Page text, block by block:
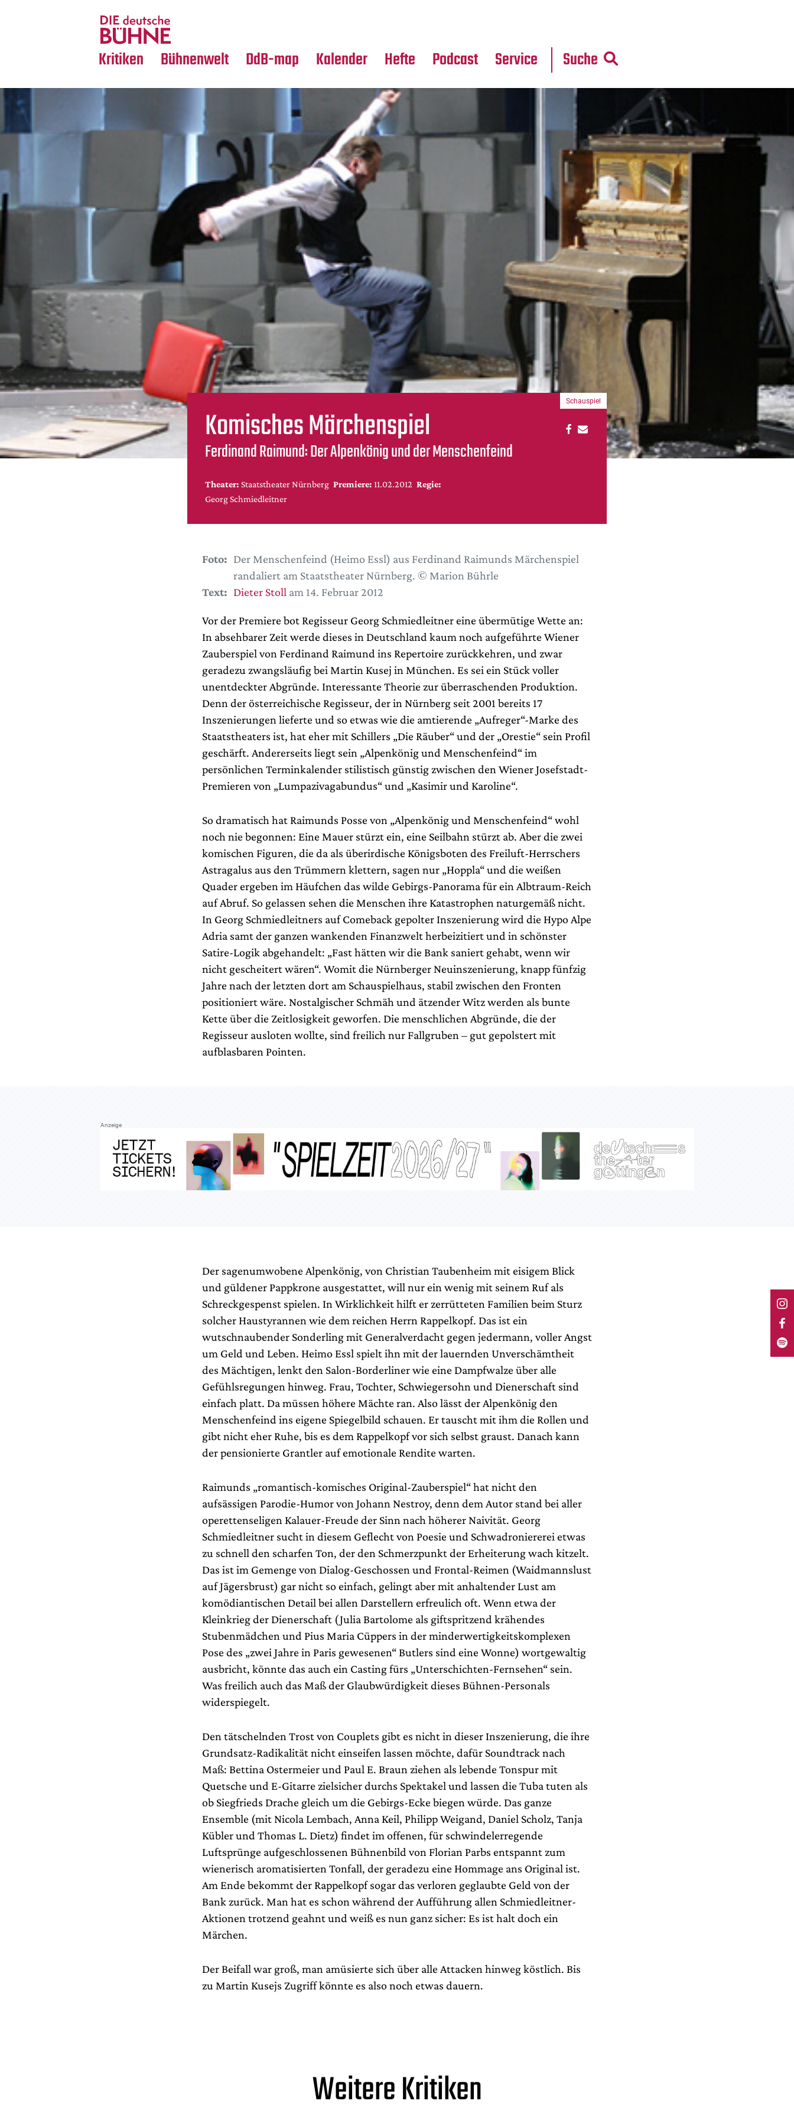
Kritiken
Crossover
Bühnenwelt
Medientipps
DdB-map Kalender Hefte Podcast Service Suche
Komisches Märchenspiel
Ferdinand Raimund: Der Alpenkönig und der Menschenfeind
Theater: Staatstheater Nürnberg Premiere: 11.02.2012 Regie:
Georg Schmiedleitner
Schauspiel
Foto: Der Menschenfeind (Heimo Essl) aus Ferdinand Raimunds Märchenspiel
randaliert am Staatstheater Nürnberg. © Marion Bührle
Text: Dieter Stoll am 14. Februar 2012
Vor der Premiere bot Regisseur Georg Schmiedleitner eine übermütige Wette an:
In absehbarer Zeit werde dieses in Deutschland kaum noch aufgeführte Wiener
Zauberspiel von Ferdinand Raimund ins Repertoire zurückkehren, und zwar
geradezu zwangsläufig bei Martin Kusej in München. Es sei ein Stück voller
unentdeckter Abgründe. Interessante Theorie zur überraschenden Produktion.
Denn der österreichische Regisseur, der in Nürnberg seit 2001 bereits 17
Inszenierungen lieferte und so etwas wie die amtierende „Aufreger“-Marke des
Staatstheaters ist, hat eher mit Schillers „Die Räuber“ und der „Orestie“ sein Profil
geschärft. Andererseits liegt sein „Alpenkönig und Menschenfeind“ im
persönlichen Terminkalender stilistisch günstig zwischen den Wiener Josefstadt-
Premieren von „Lumpazivagabundus“ und „Kasimir und Karoline“.
So dramatisch hat Raimunds Posse von „Alpenkönig und Menschenfeind“ wohl
noch nie begonnen: Eine Mauer stürzt ein, eine Seilbahn stürzt ab. Aber die zwei
komischen Figuren, die da als überirdische Königsboten des Freiluft-Herrschers
Astragalus aus den Trümmern klettern, sagen nur „Hoppla“ und die weißen
Quader ergeben im Häufchen das wilde Gebirgs-Panorama für ein Albtraum-Reich
auf Abruf. So gelassen sehen die Menschen ihre Katastrophen naturgemäß nicht.
In Georg Schmiedleitners auf Comeback gepolter Inszenierung wird die Hypo Alpe
Adria samt der ganzen wankenden Finanzwelt herbeizitiert und in schönster
Satire-Logik abgehandelt: „Fast hätten wir die Bank saniert gehabt, wenn wir
nicht gescheitert wären“. Womit die Nürnberger Neuinszenierung, knapp fünfzig
Jahre nach der letzten dort am Schauspielhaus, stabil zwischen den Fronten
positioniert wäre. Nostalgischer Schmäh und ätzender Witz werden als bunte
Kette über die Zeitlosigkeit geworfen. Die menschlichen Abgründe, die der
Regisseur ausloten wollte, sind freilich nur Fallgruben – gut gepolstert mit
aufblasbaren Pointen.
Anzeige
Der sagenumwobene Alpenkönig, von Christian Taubenheim mit eisigem Blick
und güldener Pappkrone ausgestattet, will nur ein wenig mit seinem Ruf als
Schreckgespenst spielen. In Wirklichkeit hilft er zerrütteten Familien beim Sturz
solcher Haustyrannen wie dem reichen Herrn Rappelkopf. Das ist ein
wutschnaubender Sonderling mit Generalverdacht gegen jedermann, voller Angst
um Geld und Leben. Heimo Essl spielt ihn mit der lauernden Unverschämtheit
des Mächtigen, lenkt den Salon-Borderliner wie eine Dampfwalze über alle
Gefühlsregungen hinweg. Frau, Tochter, Schwiegersohn und Dienerschaft sind
einfach platt. Da müssen höhere Mächte ran. Also lässt der Alpenkönig den
Menschenfeind ins eigene Spiegelbild schauen. Er tauscht mit ihm die Rollen und
gibt nicht eher Ruhe, bis es dem Rappelkopf vor sich selbst graust. Danach kann
der pensionierte Grantler auf emotionale Rendite warten.
Raimunds „romantisch-komisches Original-Zauberspiel“ hat nicht den
aufsässigen Parodie-Humor von Johann Nestroy, denn dem Autor stand bei aller
operettenseligen Kalauer-Freude der Sinn nach höherer Naivität. Georg
Schmiedleitner sucht in diesem Geflecht von Poesie und Schwadroniererei etwas
zu schnell den scharfen Ton, der den Schmerzpunkt der Erheiterung wach kitzelt.
Das ist im Gemenge von Dialog-Geschossen und Frontal-Reimen (Waidmannslust
auf Jägersbrust) gar nicht so einfach, gelingt aber mit anhaltender Lust am
komödiantischen Detail bei allen Darstellern erfreulich oft. Wenn etwa der
Kleinkrieg der Dienerschaft (Julia Bartolome als giftspritzend krähendes
Stubenmädchen und Pius Maria Cüppers in der minderwertigkeitskomplexen
Pose des „zwei Jahre in Paris gewesenen“ Butlers sind eine Wonne) wortgewaltig
ausbricht, könnte das auch ein Casting fürs „Unterschichten-Fernsehen“ sein.
Was freilich auch das Maß der Glaubwürdigkeit dieses Bühnen-Personals
widerspiegelt.
Den tätschelnden Trost von Couplets gibt es nicht in dieser Inszenierung, die ihre
Grundsatz-Radikalität nicht einseifen lassen möchte, dafür Soundtrack nach
Maß: Bettina Ostermeier und Paul E. Braun ziehen als lebende Tonspur mit
Quetsche und E-Gitarre zielsicher durchs Spektakel und lassen die Tuba tuten als
ob Siegfrieds Drache gleich um die Gebirgs-Ecke biegen würde. Das ganze
Ensemble (mit Nicola Lembach, Anna Keil, Philipp Weigand, Daniel Scholz, Tanja
Kübler und Thomas L. Dietz) findet im offenen, für schwindelerregende
Luftsprünge aufgeschlossenen Bühnenbild von Florian Parbs entspannt zum
wienerisch aromatisierten Tonfall, der geradezu eine Hommage ans Original ist.
Am Ende bekommt der Rappelkopf sogar das verloren geglaubte Geld von der
Bank zurück. Man hat es schon während der Aufführung allen Schmiedleitner-
Aktionen trotzend geahnt und weiß es nun ganz sicher: Es ist halt doch ein
Märchen.
Der Beifall war groß, man amüsierte sich über alle Attacken hinweg köstlich. Bis
zu Martin Kusejs Zugriff könnte es also noch etwas dauern.
Weitere Kritiken